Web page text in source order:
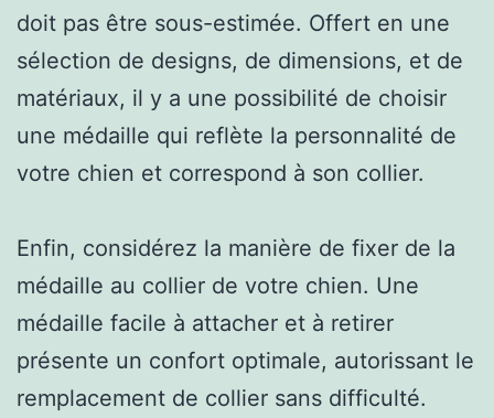
doit pas être sous-estimée. Offert en une
sélection de designs, de dimensions, et de
matériaux, il y a une possibilité de choisir
une médaille qui reflète la personnalité de
votre chien et correspond à son collier.
Enfin, considérez la manière de fixer de la
médaille au collier de votre chien. Une
médaille facile à attacher et à retirer
présente un confort optimale, autorissant le
remplacement de collier sans difficulté.